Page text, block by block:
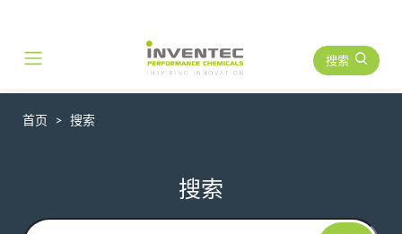
Main Navigation 搜索
首页 搜索
搜索